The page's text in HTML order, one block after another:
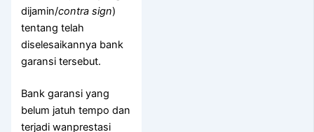
dijamin/contra sign)
tentang telah
diselesaikannya bank
garansi tersebut.
Bank garansi yang
belum jatuh tempo dan
terjadi wanprestasi